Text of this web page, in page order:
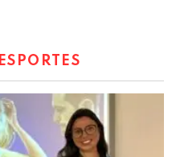
ESPORTES